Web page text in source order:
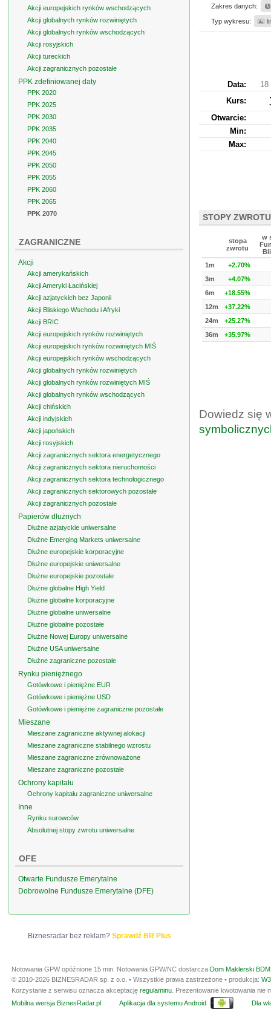
Zakres danych:
Typ wykresu:
Data:
18
Kurs:
Otwarcie:
Min:
Max:
STOPY ZWROTU
stopa
zwrotu
w
1m
+2.70%
3m
+4.07%
6m
+18.55%
12m
+37.22%
24m
+25.27%
36m
+35.97%
Dowiedz się
Akcji europejskich rynków wschodzących
Akcji globalnych rynków rozwiniętych
Akcji globalnych rynków wschodzących
Akcji rosyjskich
Akcji tureckich
Akcji zagranicznych pozostałe
PPK zdefiniowanej daty
PPK 2020
PPK 2025
PPK 2030
PPK 2035
PPK 2040
PPK 2045
PPK 2050
PPK 2055
PPK 2060
PPK 2065
PPK 2070
ZAGRANICZNE
Akcji
Akcji amerykańskich
Akcji Ameryki Łacińskiej
Akcji azjatyckich bez Japonii
Akcji Bliskiego Wschodu i Afryki
Akcji BRIC
Akcji europejskich rynków rozwiniętych
Akcji europejskich rynków rozwiniętych MIŚ
Akcji europejskich rynków wschodzących
Akcji globalnych rynków rozwiniętych
Akcji globalnych rynków rozwiniętych MIŚ
Akcji globalnych rynków wschodzących
Akcji chińskich
Akcji indyjskich
Akcji japońskich
Akcji rosyjskich
Akcji zagranicznych sektora energetycznego
Akcji zagranicznych sektora nieruchomości
Akcji zagranicznych sektora technologicznego
Akcji zagranicznych sektorowych pozostałe
Akcji zagranicznych pozostałe
Papierów dłużnych
Dłużne azjatyckie uniwersalne
Dłużne Emerging Markets uniwersalne
Dłużne europejskie korporacyjne
Dłużne europejskie uniwersalne
Dłużne europejskie pozostałe
Dłużne globalne High Yield
Dłużne globalne korporacyjne
Dłużne globalne uniwersalne
Dłużne globalne pozostałe
Dłużne Nowej Europy uniwersalne
Dłużne USA uniwersalne
Dłużne zagraniczne pozostałe
Rynku pieniężnego
Gotówkowe i pieniężne EUR
Gotówkowe i pieniężne USD
Gotówkowe i pieniężne zagraniczne pozostałe
Mieszane
Mieszane zagraniczne aktywnej alokacji
Mieszane zagraniczne stabilnego wzrostu
Mieszane zagraniczne zrównoważone
Mieszane zagraniczne pozostałe
Ochrony kapitału
Ochrony kapitału zagraniczne uniwersalne
Inne
Rynku surowców
Absolutnej stopy zwrotu uniwersalne
OFE
Otwarte Fundusze Emerytalne
Dobrowolne Fundusze Emerytalne (DFE)
Biznesradar bez reklam? Sprawdź BR Plus
Notowania GPW opóźnione 15 min. Notowania GPW/NC dostarcza Dom Maklerski
© 2010-2026 BIZNESRADAR sp. z o.o. • Wszystkie prawa zastrzeżone • produkcja:
Korzystanie z serwisu oznacza akceptację regulaminu . Prezentowanie kwotowania
Mobilna wersja BiznesRadar.pl
Aplikacja dla systemu Android Dla